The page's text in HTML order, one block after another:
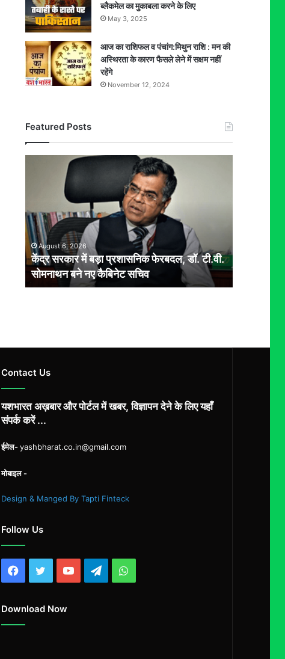
ब्लैकमेल का मुकाबला करने के लिए
May 3, 2025
आज का राशिफल व पंचांग:मिथुन राशि : मन की
अस्थिरता के कारण फैसले लेने में सक्षम नहीं
रहेंगे
November 12, 2024
Featured Posts
प्रशासनिक
फेरबदल,
डॉ.
टी.वी.
सोमनाथन
बने
नए
August 6, 2026
केंद्र सरकार में बड़ा प्रशासनिक फेरबदल, डॉ. टी.वी.
सोमनाथन बने नए कैबिनेट सचिव
Contact Us
यशभारत अख़बार और पोर्टल में खबर, विज्ञापन देने के लिए यहाँ
संपर्क करें ...
ईमेल-yashbharat.co.in@gmail.com
मोबाइल -
Design & Manged By Tapti Finteck
Follow Us
Facebook
TwitterYouTubeTelegramWhatsApp
Download Now